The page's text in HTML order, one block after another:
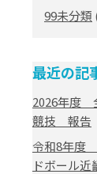
99未分類
最近の記
2026年度
競技 報告
令和8年度
ドボール